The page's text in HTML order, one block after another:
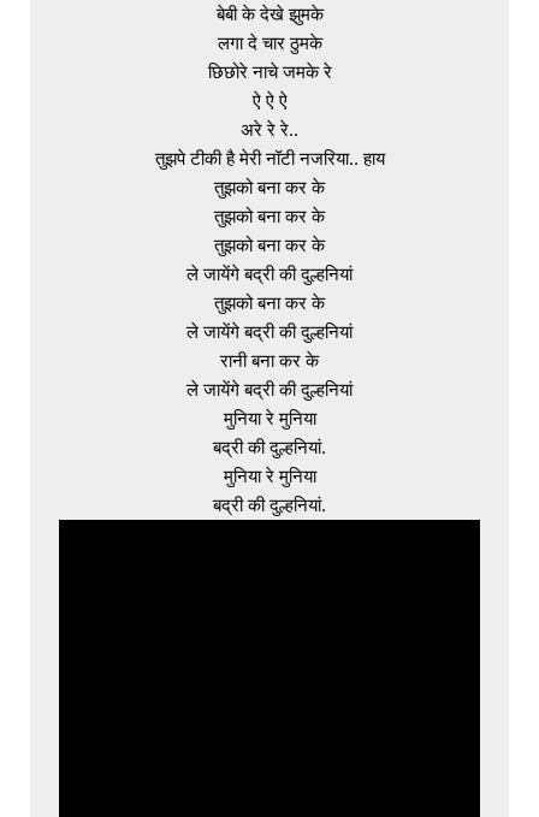
बेबी के देखे झुमके
लगा दे चार ठुमके
छिछोरे नाचे जमके रे
ऐ ऐ ऐ
अरे रे रे..
तुझपे टीकी है मेरी नॉटी नजरिया.. हाय
तुझको बना कर के
तुझको बना कर के
तुझको बना कर के
ले जायेंगे बद्री की दुल्हनियां
तुझको बना कर के
ले जायेंगे बद्री की दुल्हनियां
रानी बना कर के
ले जायेंगे बद्री की दुल्हनियां
मुनिया रे मुनिया
बद्री की दुल्हनियां.
मुनिया रे मुनिया